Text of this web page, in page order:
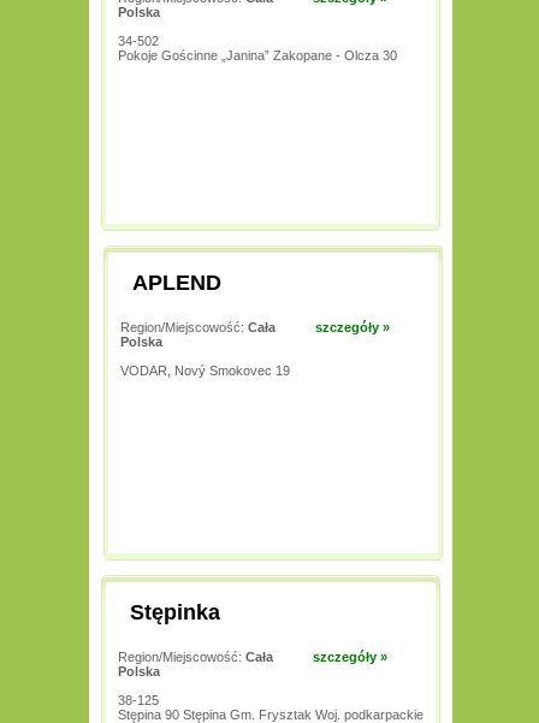
Polska
34-502
Pokoje Gościnne „Janina” Zakopane - Olcza 30
APLEND
szczegóły »
Region/Miejscowość: Cała
Polska
VODAR, Nový Smokovec 19
Stępinka
szczegóły »
Region/Miejscowość: Cała
Polska
38-125
Stępina 90 Stępina Gm. Frysztak Woj. podkarpackie